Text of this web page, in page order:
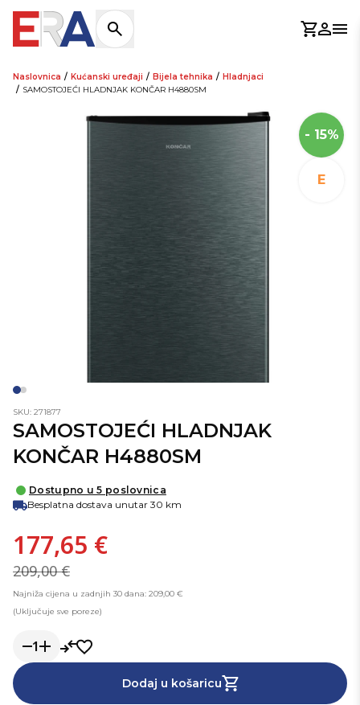
Košarica
Naslovnica / Kućanski uređaji / Bijela tehnika / Hladnjaci
/ SAMOSTOJEĆI HLADNJAK KONČAR H4880SM
- 15%
E
SKU: 271877
SAMOSTOJEĆI HLADNJAK
KONČAR H4880SM
Dostupno u 5 poslovnica
Besplatna dostava unutar 30 km
177,65 €
209,00 €
Najniža cijena u zadnjih 30 dana: 209,00 €
(Uključuje sve poreze)
1
Dodaj u košaricu